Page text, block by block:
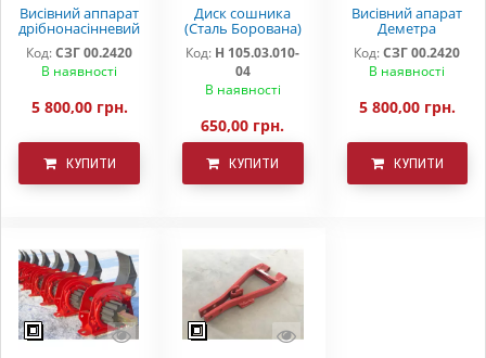
Висівний аппарат
дрібнонасінневий
СЗ 3,6 (5,4)
Код:СЗГ 00.2420
В наявності
5 800,00 грн.
КУПИТИ
Диск сошника
(Сталь Борована)
СЗ 3,6(5,4)
"Demetra"
Код: Н 105.03.010-
04
В наявності
650,00 грн.
КУПИТИ
Висівний апарат
Деметра
СЗ-3.6(5,4)
дрібнонасіннєвий
Код:СЗГ 00.2420
В наявності
5 800,00 грн.
КУПИТИ